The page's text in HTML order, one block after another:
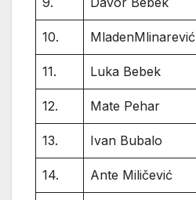
10. MladenMlinarević
11. Luka Bebek
12. Mate Pehar
13. Ivan Bubalo
14. Ante Miličević